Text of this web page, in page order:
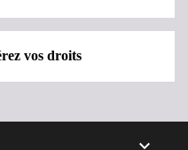
vos droits